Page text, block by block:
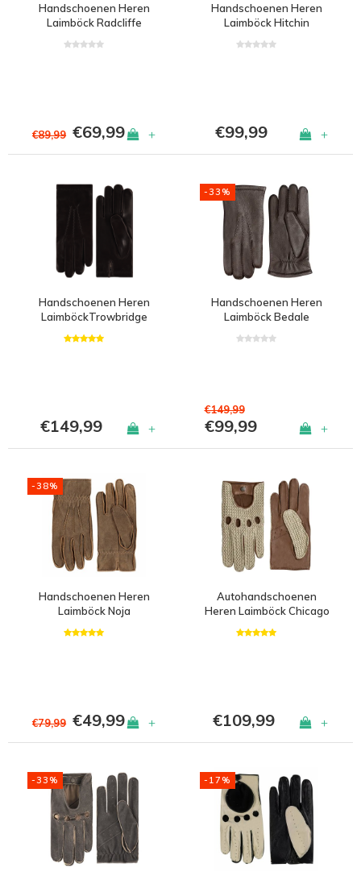
Handschoenen Heren
Laimböck Radcliffe
€89,99 €69,99 +
Handschoenen Heren
Laimböck Hitchin
€99,99 +
Handschoenen Heren
LaimböckTrowbridge
€149,99 +
-33%
Handschoenen Heren
Laimböck Bedale
€149,99
€99,99 +
-38%
Handschoenen Heren
Laimböck Noja
€79,99 €49,99 +
Autohandschoenen
Heren Laimböck Chicago
€109,99 +
-33% -17%